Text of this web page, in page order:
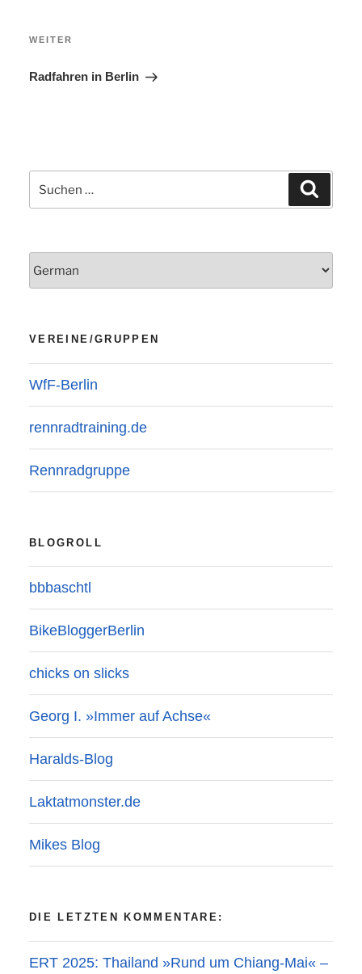
Nächster
WEITER
Radfahren in Berlin
Suchen
nach:
VEREINE/GRUPPEN
WfF-Berlin
rennradtraining.de
Rennradgruppe
BLOGROLL
bbbaschtl
BikeBloggerBerlin
chicks on slicks
Georg I. »Immer auf Achse«
Haralds-Blog
Laktatmonster.de
Mikes Blog
DIE LETZTEN KOMMENTARE:
ERT 2025: Thailand »Rund um Chiang-Mai« –